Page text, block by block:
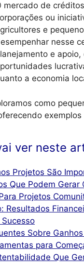
mercado de
ou
e
nesse
e
a economia
como
ver neste
Projetos São
Que Podem Gerar
Projetos
Resultados
Sobre
para
Que